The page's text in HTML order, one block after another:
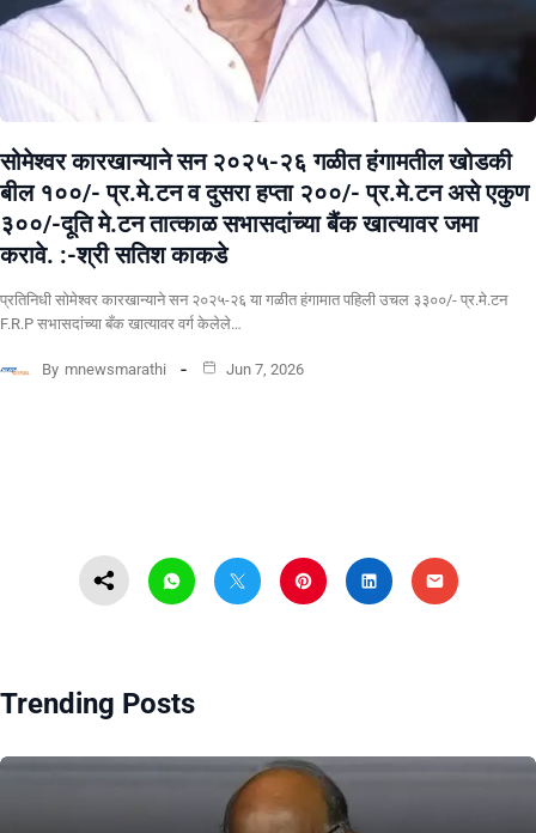
सोमेश्वर कारखान्याने सन २०२५-२६ गळीत हंगामतील खोडकी
बील १००/- प्र.मे.टन व दुसरा हप्ता २००/- प्र.मे.टन असे एकुण
३००/-दूति मे.टन तात्काळ सभासदांच्या बैंक खात्यावर जमा
करावे. :-श्री सतिश काकडे
प्रतिनिधी सोमेश्वर कारखान्याने सन २०२५-२६ या गळीत हंगामात पहिली उचल ३३००/- प्र.मे.टन
F.R.P सभासदांच्या बँक खात्यावर वर्ग केलेले…
By mnewsmarathi Jun 7, 2026
Trending Posts